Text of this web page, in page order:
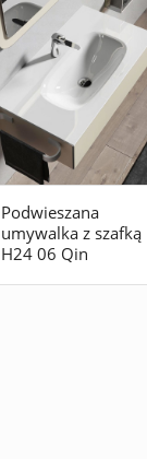
Podwieszana
umywalka z szafką
H24 06 Qin